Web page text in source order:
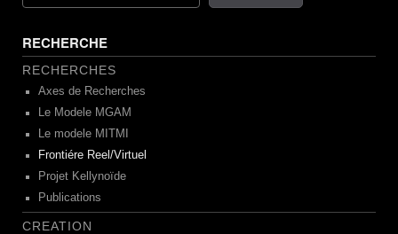
RECHERCHE
RECHERCHES
Axes de Recherches
Le Modele MGAM
Le modele MITMI
Frontiére Reel/Virtuel
Projet Kellynoïde
Publications
CREATION